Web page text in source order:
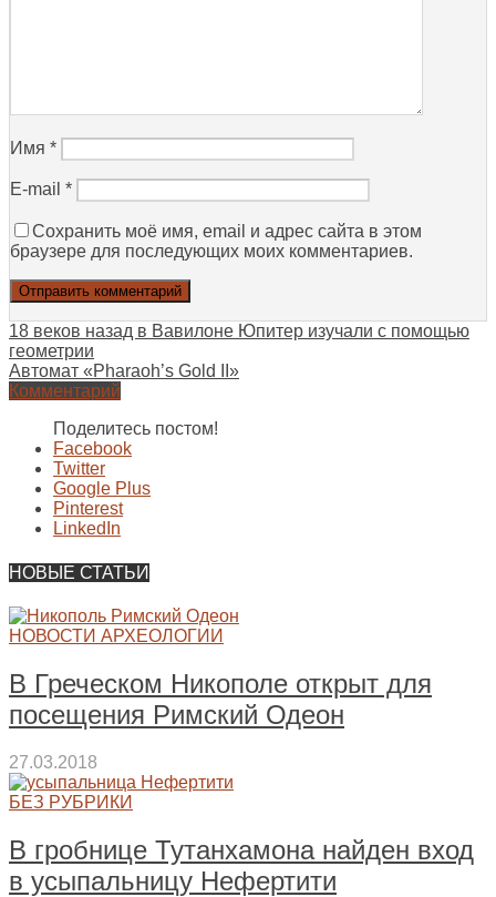
Имя *
E-mail *
Сохранить моё имя, email и адрес сайта в этом
браузере для последующих моих комментариев.
18 веков назад в Вавилоне Юпитер изучали с помощью
геометрии
Автомат «Pharaoh’s Gold II»
Комментарий
Поделитесь постом!
Facebook
Twitter
Google Plus
Pinterest
LinkedIn
НОВЫЕ СТАТЬИ
НОВОСТИ АРХЕОЛОГИИ
В Греческом Никополе открыт для
посещения Римский Одеон
27.03.2018
БЕЗ РУБРИКИ
В гробнице Тутанхамона найден вход
в усыпальницу Нефертити